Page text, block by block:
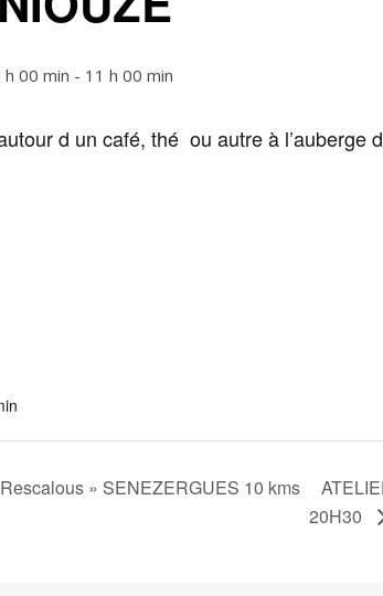
00 min - 11 h 00 min
d un café, thé ou autre à l’auberge
» SENEZERGUES 10 kms
20H30